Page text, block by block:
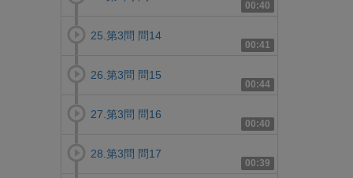
00:40
00:41
25.第3問 問14
00:44
26.第3問 問15
00:40
27.第3問 問16
00:39
28.第3問 問17